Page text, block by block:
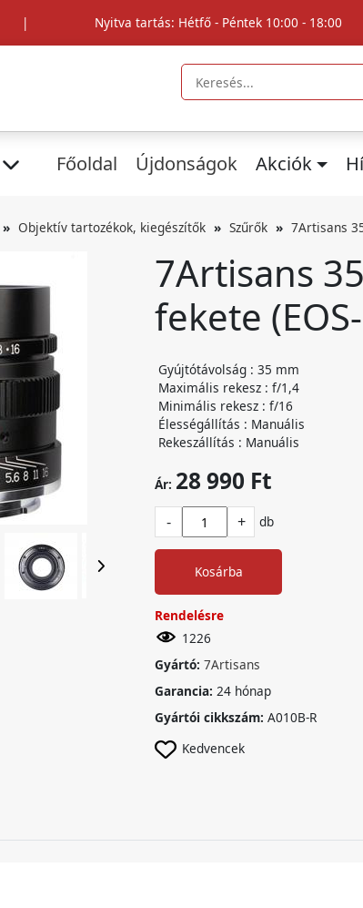
| Nyitva tartás: Hétfő - Péntek 10:00 - 18:00
Főoldal Újdonságok Akciók
Objektív tartozékok, kiegészítők Szűrők 7Artisans
7Artisans
fekete
Gyújtótávolság : 35 mm
Maximális rekesz : f/1,4
Minimális rekesz : f/16
Élességállítás : Manuális
Rekeszállítás : Manuális
Ár: 28 990 Ft
- + db
Kosárba
Rendelésre
1226
Gyártó: 7Artisans
Garancia: 24 hónap
Gyártói cikkszám: A010B-R
Kedvencek